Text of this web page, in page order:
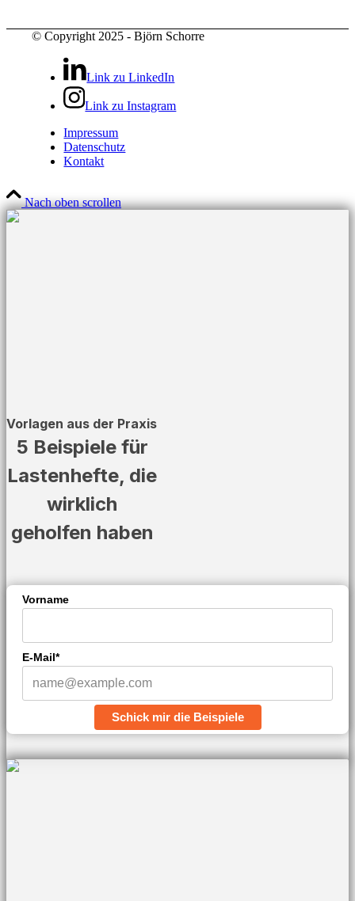
© Copyright 2025 - Björn Schorre
Link zu LinkedIn
Link zu Instagram
Impressum
Datenschutz
Kontakt
Nach oben scrollen
Vorlagen aus der Praxis
5 Beispiele für
Lastenhefte, die
wirklich
geholfen haben
Vorname
E-Mail*
Schick mir die Beispiele